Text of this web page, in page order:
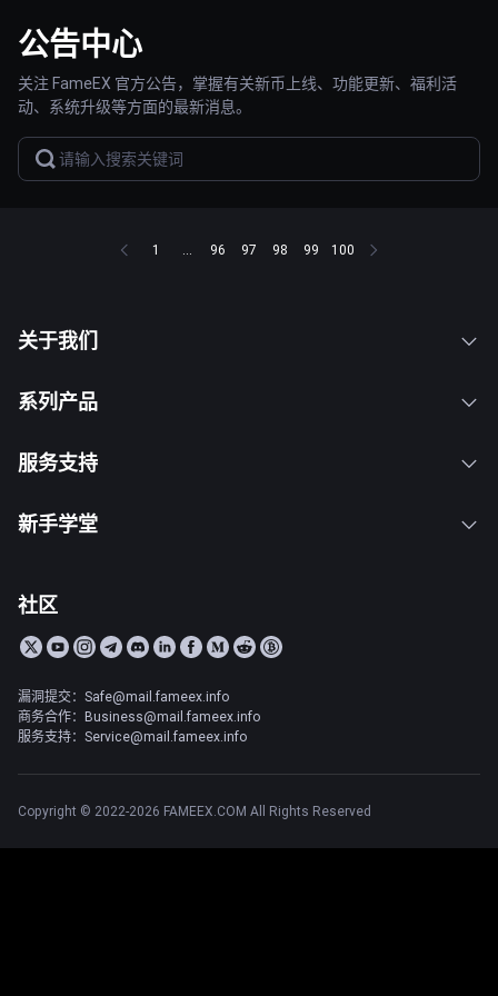
公告中心
关注 FameEX 官方公告，掌握有关新币上线、功能更新、福利活
动、系统升级等方面的最新消息。
1 ... 96 97 98 99 100
关于我们
系列产品
服务支持
新手学堂
社区
漏洞提交：Safe@mail.fameex.info
商务合作：Business@mail.fameex.info
服务支持：Service@mail.fameex.info
Copyright © 2022-2026 FAMEEX.COM All Rights Reserved